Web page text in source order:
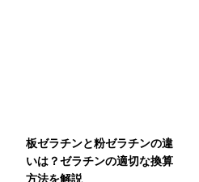
板ゼラチンと粉ゼラチンの違
いは？ゼラチンの適切な換算
方法を解説